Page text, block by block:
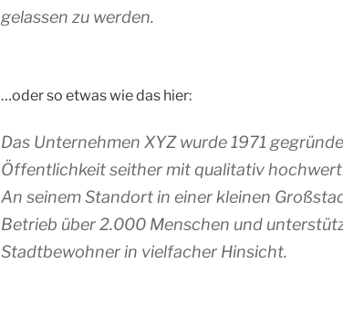
gelassen zu werden.
…oder so etwas wie das hier:
Das Unternehmen XYZ wurde 1971
Öffentlichkeit seither mit qualitativ
An seinem Standort in einer kleinen
Betrieb über 2.000 Menschen und
Stadtbewohner in vielfacher Hinsicht.